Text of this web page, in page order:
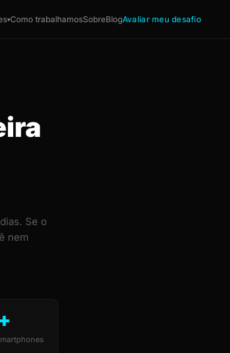
▾Como trabalhamosSobreBlogAvaliar meu desafio
Se o
nem